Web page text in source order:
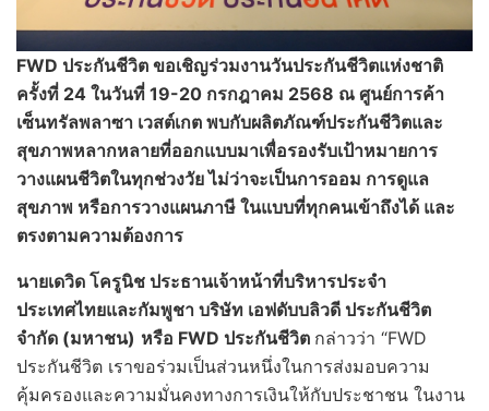
FWD ประกันชีวิต ขอเชิญร่วมงานวันประกันชีวิตแห่งชาติ
ครั้งที่ 24 ในวันที่ 19-20 กรกฎาคม 2568 ณ ศูนย์การค้า
เซ็นทรัลพลาซา เวสต์เกต พบกับผลิตภัณฑ์ประกันชีวิตและ
สุขภาพหลากหลายที่ออกแบบมาเพื่อรองรับเป้าหมายการ
วางแผนชีวิตในทุกช่วงวัย ไม่ว่าจะเป็นการออม การดูแล
สุขภาพ หรือการวางแผนภาษี ในแบบที่ทุกคนเข้าถึงได้ และ
ตรงตามความต้องการ
นายเดวิด โครูนิช ประธานเจ้าหน้าที่บริหารประจำ
ประเทศไทยและกัมพูชา บริษัท เอฟดับบลิวดี ประกันชีวิต
จำกัด (มหาชน) หรือ FWD ประกันชีวิต กล่าวว่า “FWD
ประกันชีวิต เราขอร่วมเป็นส่วนหนึ่งในการส่งมอบความ
คุ้มครองและความมั่นคงทางการเงินให้กับประชาชน ในงาน